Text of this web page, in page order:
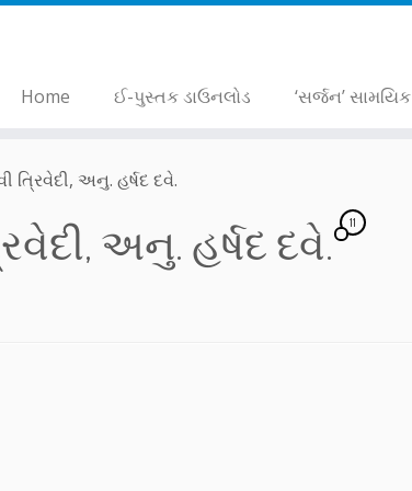
Home ઈ-પુસ્તક ડાઉનલોડ ‘સર્જન’ સામયિક
ત્રિવેદી, અનુ. હર્ષદ દવે.
અનુ. હર્ષદ દવે. 11